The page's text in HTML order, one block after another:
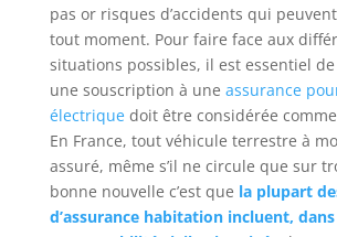
pas or risques d’accidents qui
tout moment. Pour faire face aux
situations possibles, il est essentiel
une souscription à une assurance
électriquedoit être considérée
En France, tout véhicule terrestre à
assuré, même s’il ne circule que sur
bonne nouvelle c’est que la plupart
d’assurance habitation incluent,